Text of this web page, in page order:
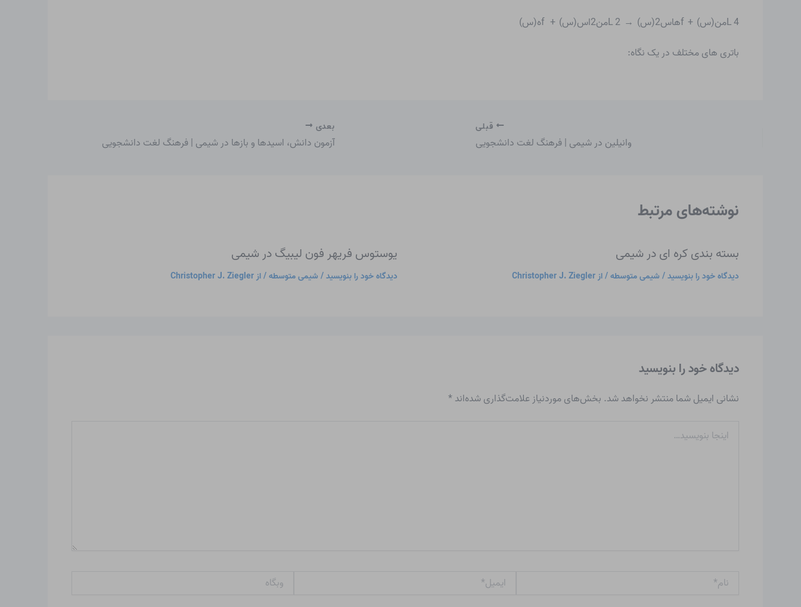
4 Lمن(س) + fهاس2(س) → 2 Lمن2اس(س) + fه(س)
باتری های مختلف در یک نگاه:
قبلی
وانیلین در شیمی | فرهنگ لغت دانشجویی
بعدی
آزمون دانش، اسیدها و بازها در شیمی | فرهنگ لغت دانشجویی
نوشته‌های مرتبط
بسته بندی کره ای در شیمی
دیدگاه‌ خود را بنویسید/ شیمی متوسطه/ ازChristopher J. Ziegler
یوستوس فریهر فون لیبیگ در شیمی
دیدگاه‌ خود را بنویسید/ شیمی متوسطه/ ازChristopher J. Ziegler
دیدگاه‌ خود را بنویسید
نشانی ایمیل شما منتشر نخواهد شد. بخش‌های موردنیاز علامت‌گذاری شده‌اند*
بنویسید…
ایمیل*